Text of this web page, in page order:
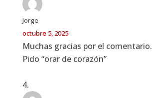
Jorge
octubre 5, 2025
Muchas gracias por el comentario.
Pido “orar de corazón”